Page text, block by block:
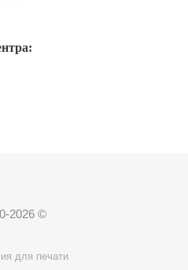
2026 ©
для печати